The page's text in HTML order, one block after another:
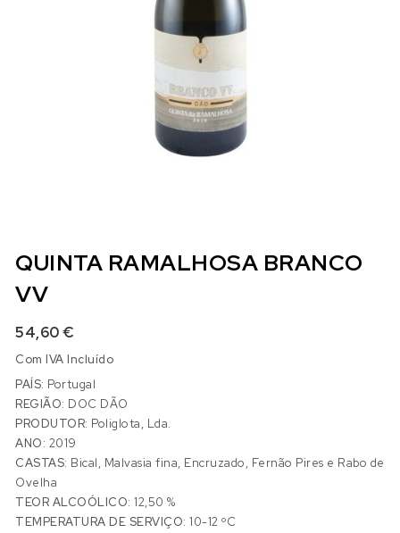
QUINTA RAMALHOSA BRANCO
VV
54,60€
Com IVA Incluído
PAÍS: Portugal
REGIÃO: DOC DÃO
PRODUTOR: Poliglota, Lda.
ANO: 2019
CASTAS: Bical, Malvasia fina, Encruzado, Fernão Pires e Rabo de
Ovelha
TEOR ALCOÓLICO:12,50 %
TEMPERATURA DE SERVIÇO: 10-12 ºC